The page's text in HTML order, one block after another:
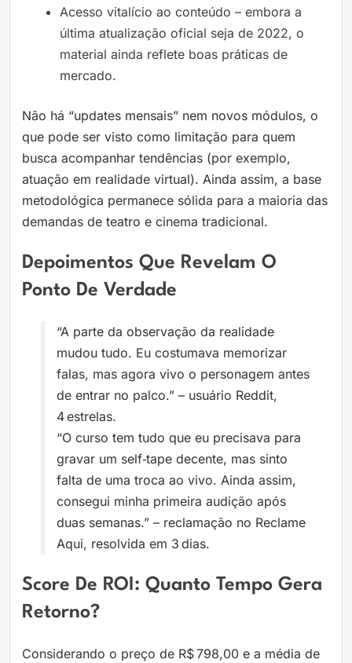
Acesso vitalício ao conteúdo – embora a
última atualização oficial seja de 2022, o
material ainda reflete boas práticas de
mercado.
Não há “updates mensais” nem novos módulos, o
que pode ser visto como limitação para quem
busca acompanhar tendências (por exemplo,
atuação em realidade virtual). Ainda assim, a base
metodológica permanece sólida para a maioria das
demandas de teatro e cinema tradicional.
Depoimentos Que Revelam O
Ponto De Verdade
“A parte da observação da realidade
mudou tudo. Eu costumava memorizar
falas, mas agora vivo o personagem antes
de entrar no palco.” – usuário Reddit,
4 estrelas.
“O curso tem tudo que eu precisava para
gravar um self‑tape decente, mas sinto
falta de uma troca ao vivo. Ainda assim,
consegui minha primeira audição após
duas semanas.” – reclamação no Reclame
Aqui, resolvida em 3 dias.
Score De ROI: Quanto Tempo Gera
Retorno?
Considerando o preço de R$ 798,00 e a média de